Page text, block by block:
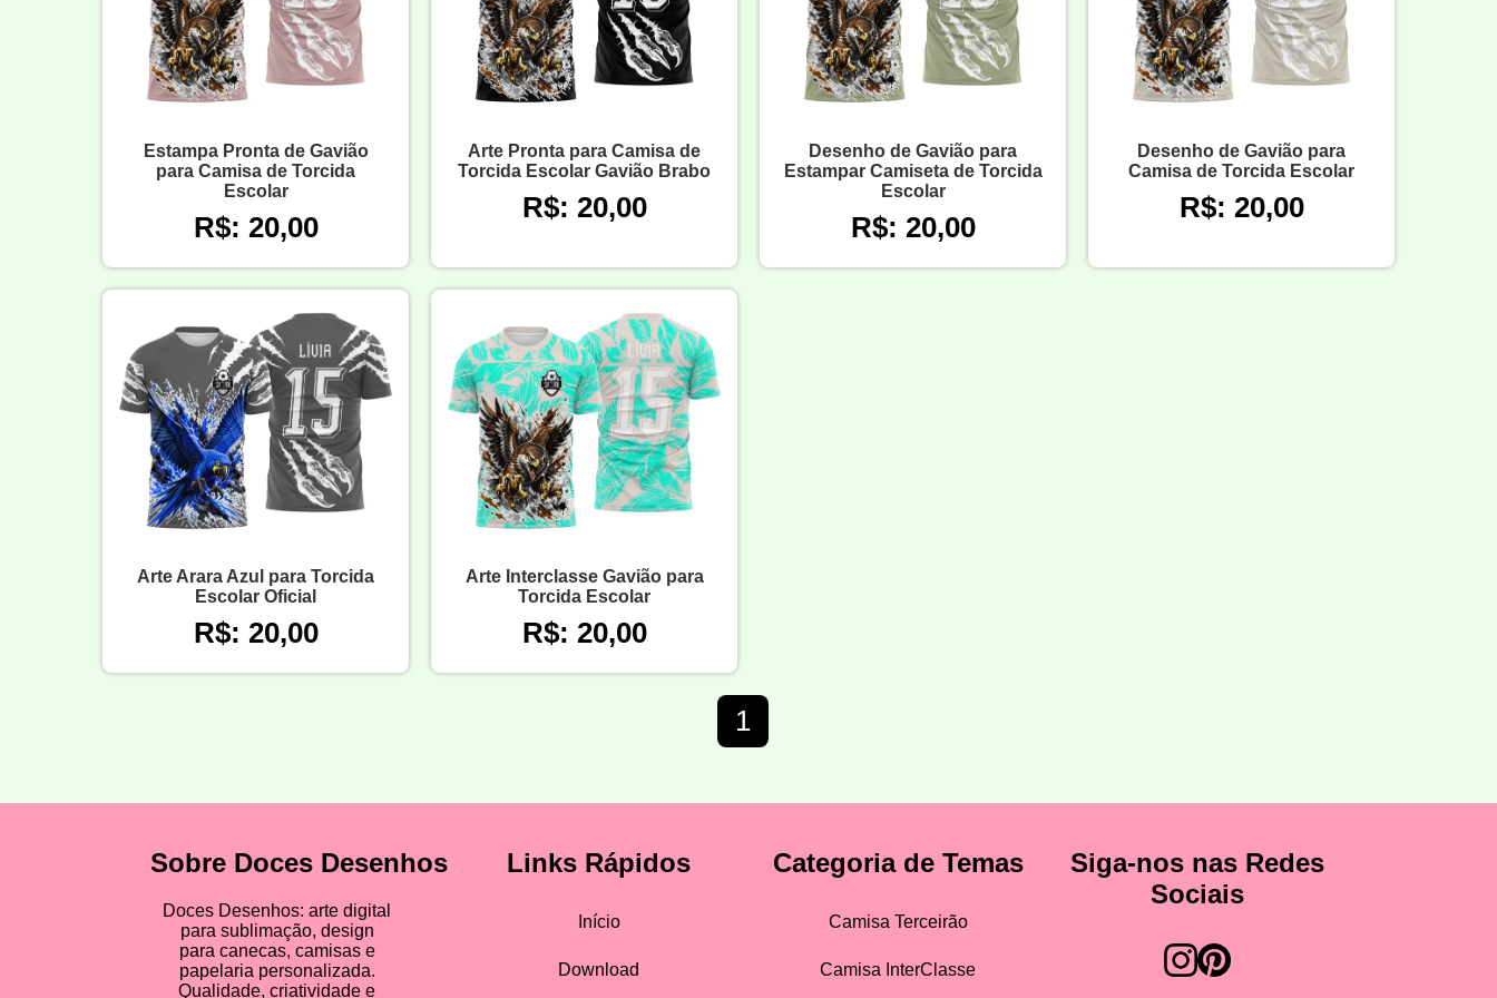
Estampa Pronta de Gavião
para Camisa de Torcida
Escolar
R$: 20,00
Arte Pronta para Camisa de
Torcida Escolar Gavião Brabo
R$: 20,00
Desenho de Gavião para
Estampar Camiseta de Torcida
Escolar
R$: 20,00
Desenho de Gavião para
Camisa de Torcida Escolar
R$: 20,00
Arte Arara Azul para Torcida
Escolar Oficial
R$: 20,00
Arte Interclasse Gavião para
Torcida Escolar
R$: 20,00
1
Sobre Doces Desenhos
Doces Desenhos: arte digital
para sublimação, design
para canecas, camisas e
papelaria personalizada.
Qualidade, criatividade e
Links Rápidos
Início
Download
Categoria de Temas
Camisa Terceirão
Camisa InterClasse
Siga-nos nas Redes
Sociais